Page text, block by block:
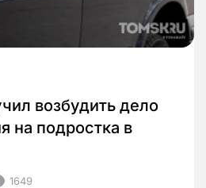
возбудить дело
на подростка в
1649